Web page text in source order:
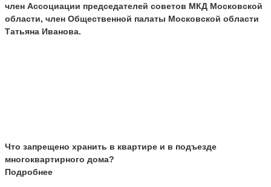
член Ассоциации председателей советов МКД Московской
области, член Общественной палаты Московской области
Татьяна Иванова.
Что запрещено хранить в квартире и в подъезде
многоквартирного дома?
Подробнее